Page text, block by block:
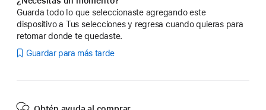
Guarda todo lo que seleccionaste agregando este
dispositivo a Tus selecciones y regresa cuando quieras para
retomar donde te quedaste.
Guardar para más tarde